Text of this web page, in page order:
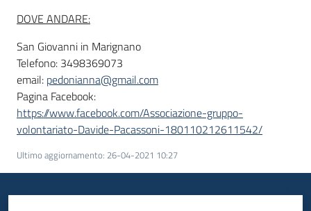
DOVE ANDARE:
San Giovanni in Marignano
Telefono: 3498369073
email: pedonianna@gmail.com
Pagina Facebook:
https://www.facebook.com/Associazione-gruppo-
volontariato-Davide-Pacassoni-180110212611542/
Ultimo aggiornamento: 26-04-2021 10:27